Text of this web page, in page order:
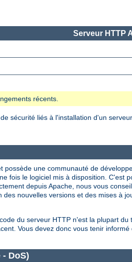
Serveur HTTP
récents.
sécurité liés à l'installation d'un
une communauté de
fois le logiciel mis à disposition. C'est
depuis Apache, nous vous
nouvelles versions et des mises à
du serveur HTTP n'est la plupart
Vous devez donc vous tenir
DoS)